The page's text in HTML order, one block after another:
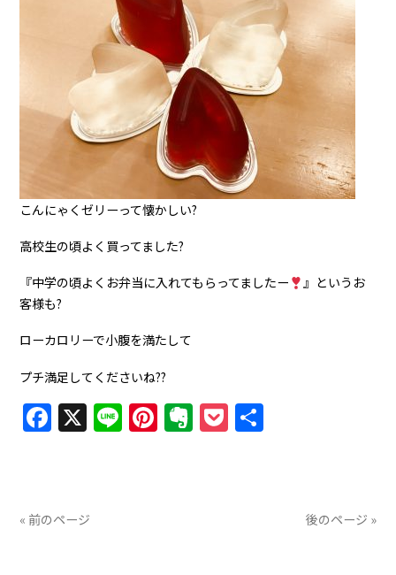
こんにゃくゼリーって懐かしい?
高校生の頃よく買ってました?
『中学の頃よくお弁当に入れてもらってましたー
』というお
客様も?
ローカロリーで小腹を満たして
プチ満足してくださいね??
Facebook
X LinePinterest
Evernote
Pocket
« 前のページ 後のページ »